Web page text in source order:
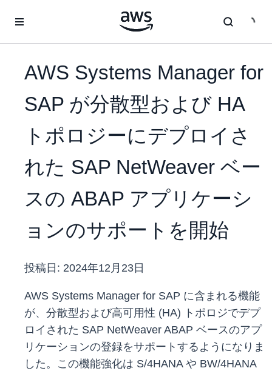
AWS Systems Manager for
SAP が分散型および HA
トポロジーにデプロイさ
れた SAP NetWeaver ベー
スの ABAP アプリケーシ
ョンのサポートを開始
投稿日: 2024年12月23日
AWS Systems Manager for SAP に含まれる機能
が、分散型および高可用性 (HA) トポロジでデプ
ロイされた SAP NetWeaver ABAP ベースのアプ
リケーションの登録をサポートするようになりま
した。この機能強化は S/4HANA や BW/4HANA